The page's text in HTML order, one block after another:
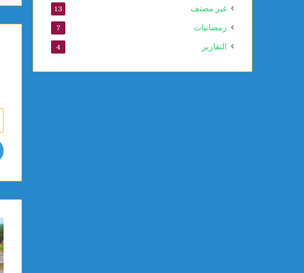
غير مصنف 13
رمضانيات 7
التقارير 4